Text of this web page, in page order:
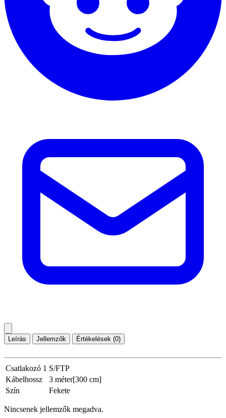
Leírás Jellemzők Értékelések (0)
Csatlakozó 1 S/FTP
Kábelhossz
3 méter[300 cm]
Szín
Fekete
Nincsenek jellemzők megadva.